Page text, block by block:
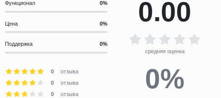
Функционал
Цена
Поддержка
0.00
средняя оценка
0
отзыва
0
отзыва
0
отзыва
0%